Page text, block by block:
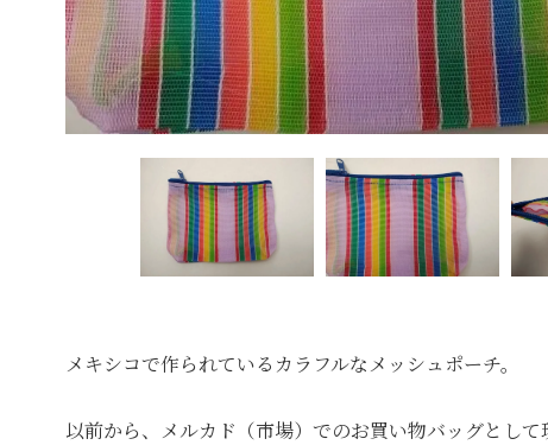
メキシコで作られているカラフルなメッシュポーチ。
以前から、メルカド（市場）でのお買い物バッグとして